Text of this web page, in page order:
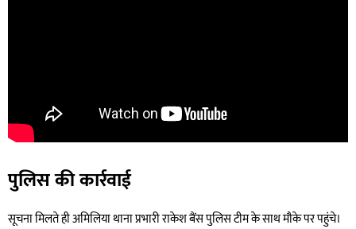
पुलिस की कार्रवाई
सूचना मिलते ही अमिलिया थाना प्रभारी राकेश बैंस पुलिस टीम के साथ मौके पर पहुंचे।